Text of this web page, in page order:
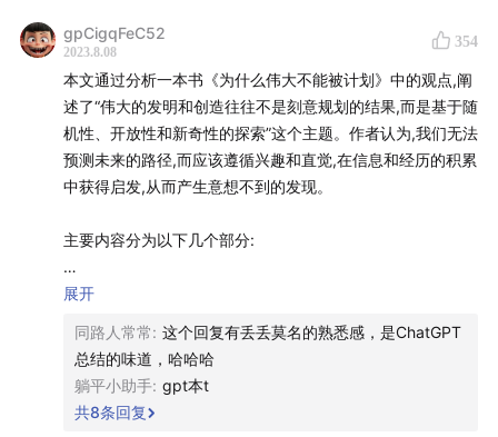
「没有人能够看清楚事物之间隐藏的相似性
中重构「创新的诞生经历了怎样的过程」✨
为什么说「目标函数」无法保证我们朝着正确的方
gpCigqFeC52
2023.8.08
354
本文通过分析一本书《为什么伟大不能被计划》中的观点,阐
述了“伟大的发明和创造往往不是刻意规划的结果,而是基于随
机性、开放性和新奇性的探索”这个主题。作者认为,我们无法
预测未来的路径,而应该遵循兴趣和直觉,在信息和经历的积累
中获得启发,从而产生意想不到的发现。
主要内容分为以下几个部分:
1. 目标往往具有欺骗性,我们无法预测真正通往成功的路径。
的局限性。行动建议:不要过分依赖目标,保持开放和灵活。
2. 我们生活在一个包含无限可能的巨大空间中。生物进化、
人类文明发展都是在这个空间中探索的过程。我们需要积累
展开
同路人常常: 这个回复有丢丢莫名的熟悉感，是ChatGPT
总结的味道，哈哈哈
躺平小助手: gpt本t
共8条回复